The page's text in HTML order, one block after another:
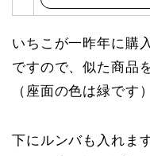
いちこが一昨年に購
ですので、似た商品
（座面の色は緑です）
下にルンバも入れま